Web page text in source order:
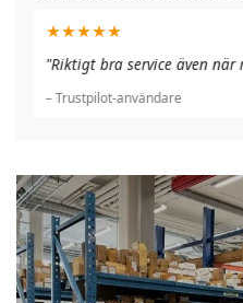
★★★★★
"Riktigt bra service även
– Trustpilot-användare